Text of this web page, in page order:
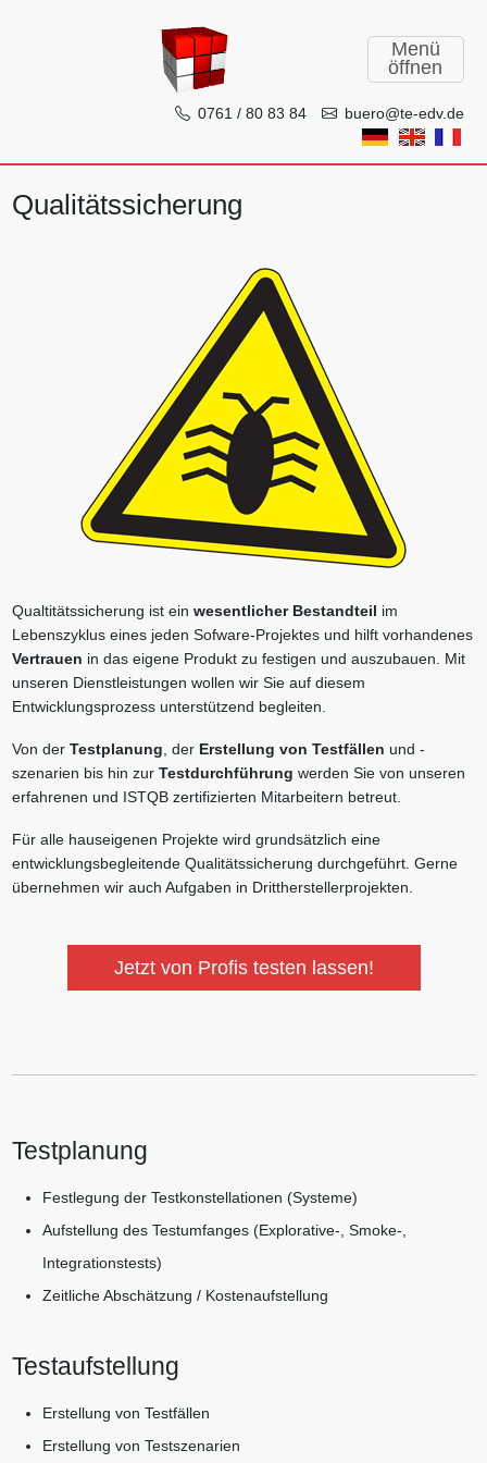
TE-EDV GmbH
Menü
öffnen
0761 / 80 83 84 buero@te-edv.de
Qualitätssicherung
Qualtitätssicherung ist ein wesentlicher Bestandteil im
Lebenszyklus eines jeden Sofware-Projektes und hilft vorhandenes
Vertrauen in das eigene Produkt zu festigen und auszubauen. Mit
unseren Dienstleistungen wollen wir Sie auf diesem
Entwicklungsprozess unterstützend begleiten.
Von der Testplanung , der Erstellung von Testfällen und -
szenarien bis hin zur Testdurchführung werden Sie von unseren
erfahrenen und ISTQB zertifizierten Mitarbeitern betreut.
Für alle hauseigenen Projekte wird grundsätzlich eine
entwicklungsbegleitende Qualitätssicherung durchgeführt. Gerne
übernehmen wir auch Aufgaben in Drittherstellerprojekten.
Jetzt von Profis testen lassen!
Testplanung
Festlegung der Testkonstellationen (Systeme)
Aufstellung des Testumfanges (Explorative-, Smoke-,
Integrationstests)
Zeitliche Abschätzung / Kostenaufstellung
Testaufstellung
Erstellung von Testfällen
Erstellung von Testszenarien